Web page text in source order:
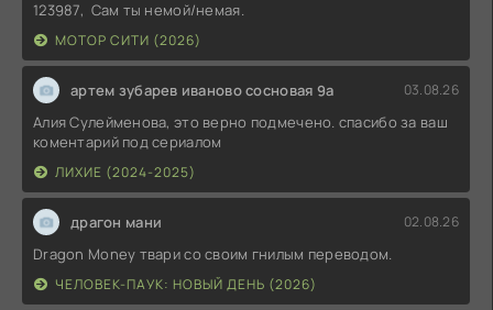
123987, Сам ты немой/немая.
МОТОР СИТИ (2026)
артем зубарев иваново сосновая 9а 03.08.26
Алия Сулейменова, это верно подмечено. спасибо за ваш
коментарий под сериалом
ЛИХИЕ (2024-2025)
драгон мани 02.08.26
Dragon Money твари со своим гнилым переводом.
ЧЕЛОВЕК-ПАУК: НОВЫЙ ДЕНЬ (2026)